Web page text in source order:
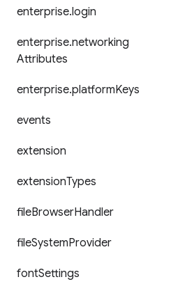
enterprise.login
enterprise.networking
Attributes
enterprise.platformKeys
events
extension
extensionTypes
fileBrowserHandler
fileSystemProvider
fontSettings